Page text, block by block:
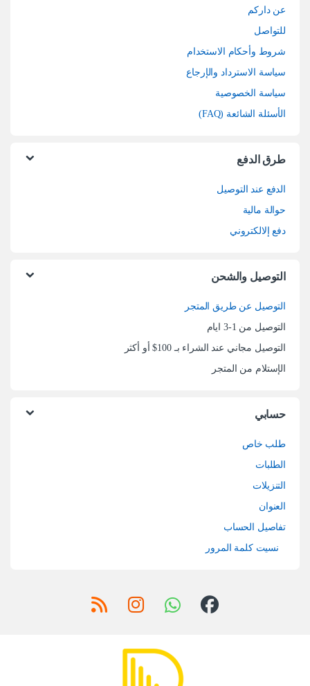
عن داركم
للتواصل
شروط وأحكام الاستخدام
سياسة الاسترداد والإرجاع
سياسة الخصوصية
الأسئلة الشائعة (FAQ)
طرق الدفع
الدفع عند التوصيل
حوالة مالية
دفع إلالكتروني
التوصيل والشحن
التوصيل عن طريق المتجر
التوصيل من 1-3 ايام
التوصيل مجاني عند الشراء بـ 100$ أو أكثر
الإستلام من المتجر
حسابي
طلب خاص
الطلبات
التنزيلات
العنوان
تفاصيل الحساب
نسيت كلمة المرور